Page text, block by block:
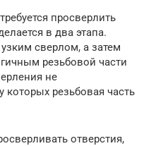
просверлить
в два этапа.
сверлом, а затем
резьбовой части
не
которых резьбовая часть
отверстия,